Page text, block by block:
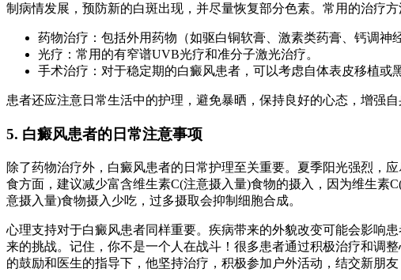
制病情发展，预防新的白斑出现，并尽量恢复部分色素。常用的治疗方
药物治疗：包括外用药物（如驱白铜软膏、激素类药膏、钙调神
光疗：常用的有窄谱UVB光疗和准分子激光治疗。
手术治疗：对于稳定期的白癜风患者，可以考虑自体表皮移植或
患者还应注意日常生活中的护理，避免暴晒，保持良好的心态，增强自
5. 白癜风患者的日常注意事项
除了药物治疗外，白癜风患者的日常护理至关重要。夏季阳光强烈，
食方面，建议减少富含维生素C(注意摄入量)食物的摄入，因为维生
意摄入量)食物摄入少吃，过多摄取会抑制细胞合成。
心理支持对于白癜风患者同样重要。疾病带来的外貌改变可能会影响
来的挑战。记住，你不是一个人在战斗！很多患者通过积极治疗和调
的鼓励和医生的指导下，他坚持治疗，积极参加户外活动，结交新朋